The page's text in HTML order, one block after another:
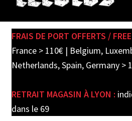
SHOP
PRE-ORDERS
FRAIS DE PORT OFFERTS /
France > 110€ | Belgium,
Netherlands, Spain, Germany >
RETRAIT MAGASIN À LYON :
dans le 69